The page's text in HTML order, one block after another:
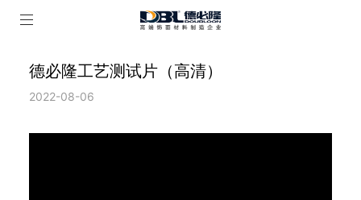
德必隆工艺测试片（高清）
2022-08-06